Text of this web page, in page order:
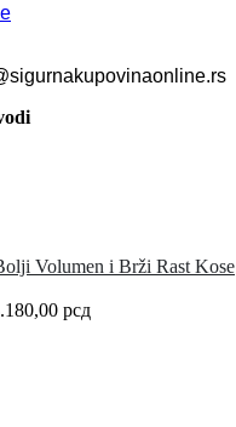
Volumen i Brži Rast Kose
рсд